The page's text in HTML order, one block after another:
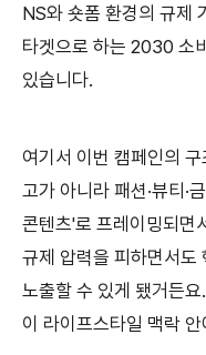
NS와 숏폼 환경의 규제
타겟으로 하는 2030 소
있습니다.
여기서 이번 캠페인의
고가 아니라 패션·뷰티·
콘텐츠'로 프레이밍되면
규제 압력을 피하면서도
노출할 수 있게 됐거든
이 라이프스타일 맥락